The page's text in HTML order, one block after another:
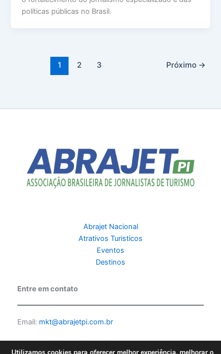
políticas públicas no Brasil.
1 2 3 Próximo →
Abrajet Nacional
Atrativos Turisticos
Eventos
Destinos
Entre em contato
Email: mkt@abrajetpi.com.br